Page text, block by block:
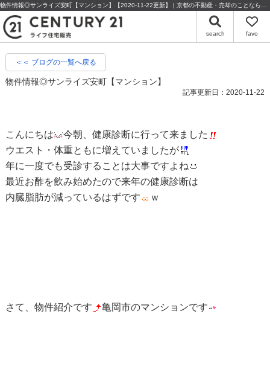
search favo
＜＜ ブログの一覧へ戻る
物件情報◎サンライズ安町【マンション】
記事更新日：2020-11-22
こんにちは
今朝、健康診断に行って来ました
ウエスト・体重ともに増えていましたが
年に一度でも受診することは大事ですよね
最近お酢を飲み始めたので来年の健康診断は
内臓脂肪が減っているはずです
ｗ
さて、物件紹介です 亀岡市のマンションです